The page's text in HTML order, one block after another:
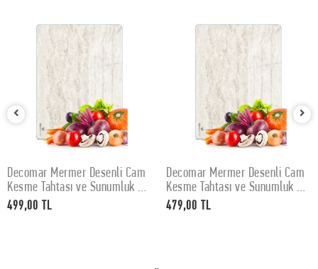
SEPETE EKLE
Decomar Mermer Desenli Cam
Kesme Tahtası ve Sunumluk 30
x 40 cm
499,00 TL
SEPETE EKLE
Decomar Mermer Desenli Cam
Kesme Tahtası ve Sunumluk 25
x 35 cm
479,00 TL